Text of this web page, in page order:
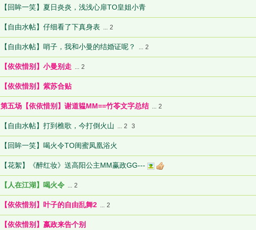
【回眸一笑】夏日炎炎，浅浅心扉TO皇姐小青
【自由水帖】仔细看了下真身表 ... 2
【自由水帖】哨子，我和小曼的结婚证呢？ ... 2
【依依惜别】小曼别走 ... 2
【依依惜别】紫苏合贴
第五场【依依惜别】谢道韫MM==竹苓文字总结 ... 2
【自由水帖】打到樵歌，今打倒火山 ... 2 3
【回眸一笑】喝火令TO闺蜜凤凰浴火
【花絮】《醉红妆》送高阳公主MM赢政GG---
【人在江湖】喝火令 ... 2
【依依惜别】叶子的自由乱舞2 ... 2
【依依惜别】嬴政来告个别